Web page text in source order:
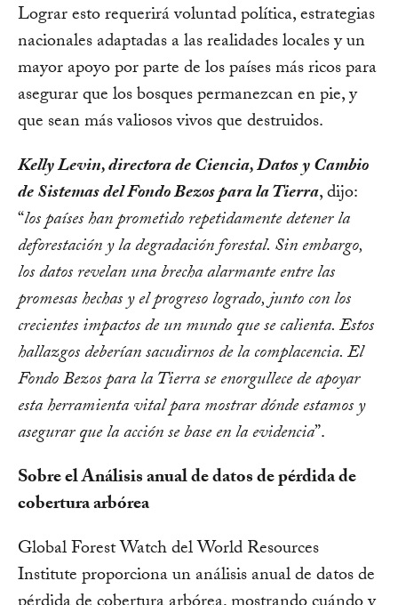
Lograr esto requerirá voluntad política, estrategias
nacionales adaptadas a las realidades locales y un
mayor apoyo por parte de los países más ricos para
asegurar que los bosques permanezcan en pie, y
que sean más valiosos vivos que destruidos.
Kelly Levin, directora de Ciencia, Datos y Cambio
de Sistemas del Fondo Bezos para la Tierra, dijo:
“los países han prometido repetidamente detener la
deforestación y la degradación forestal. Sin embargo,
los datos revelan una brecha alarmante entre las
promesas hechas y el progreso logrado, junto con los
crecientes impactos de un mundo que se calienta. Estos
hallazgos deberían sacudirnos de la complacencia. El
Fondo Bezos para la Tierra se enorgullece de apoyar
esta herramienta vital para mostrar dónde estamos y
asegurar que la acción se base en la evidencia”.
Sobre el Análisis anual de datos de pérdida de
cobertura arbórea
Global Forest Watch del World Resources
Institute proporciona un análisis anual de datos de